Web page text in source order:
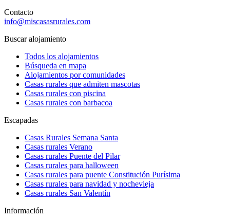
Contacto
info@miscasasrurales.com
Buscar alojamiento
Todos los alojamientos
Búsqueda en mapa
Alojamientos por comunidades
Casas rurales que admiten mascotas
Casas rurales con piscina
Casas rurales con barbacoa
Escapadas
Casas Rurales Semana Santa
Casas rurales Verano
Casas rurales Puente del Pilar
Casas rurales para halloween
Casas rurales para puente Constitución Purísima
Casas rurales para navidad y nochevieja
Casas rurales San Valentín
Información